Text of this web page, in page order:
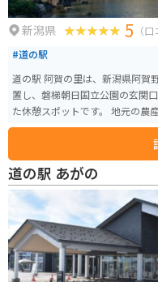
新潟県 5 （
#道の駅
道の駅 阿賀の里は、新潟県阿賀
置し、磐梯朝日国立公園の玄関
た休憩スポットです。 地元の農産物直売所では、地元でとれた新鮮な野菜や
果物をはじめ、阿賀野市の特産
ご」など、お土産に最適な商品
では、地元産の食材を使った郷
イクで訪れる場合、道の駅には
周辺には、磐梯吾妻スカイライ
いワインディングロードが数多
す。 道の駅 阿賀の里は、自然豊かな環境の中で、地元の美味しいものを味わ
ったり、景色を楽しんだり、ゆ
ーリングの途中に、ぜひお立ち
道の駅 あがの